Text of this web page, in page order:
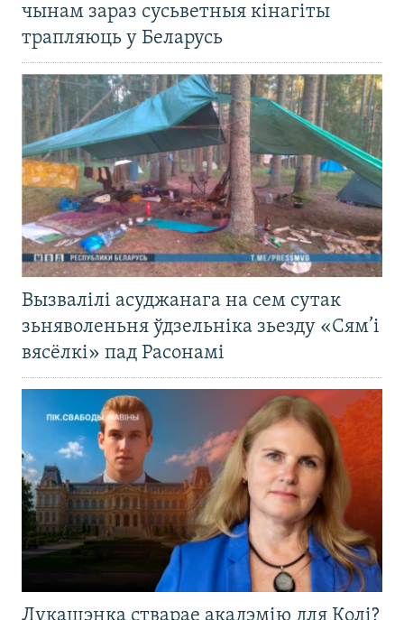
чынам зараз сусьветныя кінагіты
трапляюць у Беларусь
Вызвалілі асуджанага на сем сутак
зьняволеньня ўдзельніка зьезду «Сям’і
вясёлкі» пад Расонамі
Лукашэнка стварае акадэмію для Колі?